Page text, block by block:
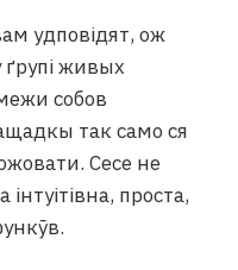
удповідят, ож
живых
собов
так само ся
Сесе не
проста,